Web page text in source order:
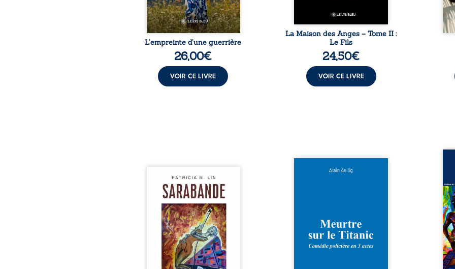
L’empreinte d’une guerrière
26,00€
VOIR CE LIVRE
La Maison des Anges – Tome II :
Le Fils
24,50€
VOIR CE LIVRE
Aux chants crépitants de l’été,
Sous le silence ouaté de la
neige en hiver, Au cours de
nuits pâles, Dans la clarté
bienveillante de la lune, Rêves,
pensées, révoltes et espoirs…
Des mots s’assemblent, colorés,
rebelles aux règles de la
poésie, mais chantant en
rythme. Ils forment une
sarabande, passionnée souvent,
Et si le naufrage n’avait pas
les profondeurs de l’Atlantique.
Sept décennies plus tard, la
découverte de l’épave fait
resurgir un secret que l’on
La
de
qui